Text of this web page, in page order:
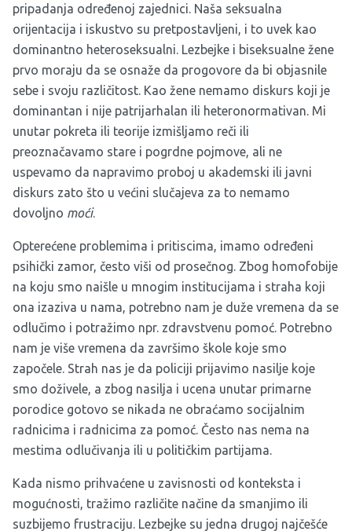
pripadanja određenoj zajednici. Naša seksualna
orijentacija i iskustvo su pretpostavljeni, i to uvek kao
dominantno heteroseksualni. Lezbejke i biseksualne žene
prvo moraju da se osnaže da progovore da bi objasnile
sebe i svoju različitost. Kao žene nemamo diskurs koji je
dominantan i nije patrijarhalan ili heteronormativan. Mi
unutar pokreta ili teorije izmišljamo reči ili
preoznačavamo stare i pogrdne pojmove, ali ne
uspevamo da napravimo proboj u akademski ili javni
diskurs zato što u većini slučajeva za to nemamo
dovoljno moći.
Opterećene problemima i pritiscima, imamo određeni
psihički zamor, često viši od prosečnog. Zbog homofobije
na koju smo naišle u mnogim institucijama i straha koji
ona izaziva u nama, potrebno nam je duže vremena da se
odlučimo i potražimo npr. zdravstvenu pomoć. Potrebno
nam je više vremena da završimo škole koje smo
započele. Strah nas je da policiji prijavimo nasilje koje
smo doživele, a zbog nasilja i ucena unutar primarne
porodice gotovo se nikada ne obraćamo socijalnim
radnicima i radnicima za pomoć. Često nas nema na
mestima odlučivanja ili u političkim partijama.
Kada nismo prihvaćene u zavisnosti od konteksta i
mogućnosti, tražimo različite načine da smanjimo ili
suzbijemo frustraciju. Lezbejke su jedna drugoj najčešće